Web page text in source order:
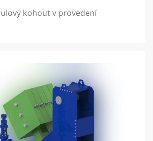
kohout v provedení